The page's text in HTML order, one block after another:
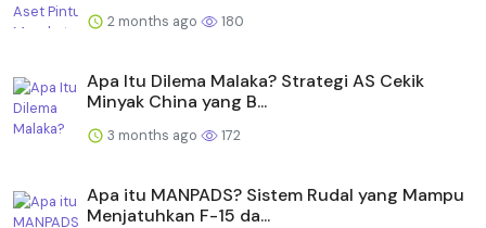
2 months ago 180
Apa Itu Dilema Malaka? Strategi AS Cekik
Minyak China yang B...
3 months ago 172
Apa itu MANPADS? Sistem Rudal yang Mampu
Menjatuhkan F-15 da...